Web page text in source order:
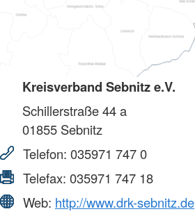
Kreisverband Sebnitz e.V.
Schillerstraße 44 a
01855 Sebnitz
Telefon: 035971 747 0
Telefax: 035971 747 18
Web: http://www.drk-sebnitz.de